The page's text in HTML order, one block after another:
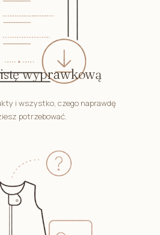
wyprawkową
i wszystko, czego naprawdę
potrzebować.